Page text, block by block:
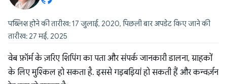
पब्लिश होने की तारीख: 17 जुलाई, 2020, पिछली बार अपडेट किए जाने की
तारीख: 27 मई, 2025
वेब फ़ॉर्म के ज़रिए शिपिंग का पता और संपर्क जानकारी डालना, ग्राहकों
के लिए मुश्किल हो सकता है. इससे गड़बड़ियां हो सकती हैं और कन्वर्ज़न